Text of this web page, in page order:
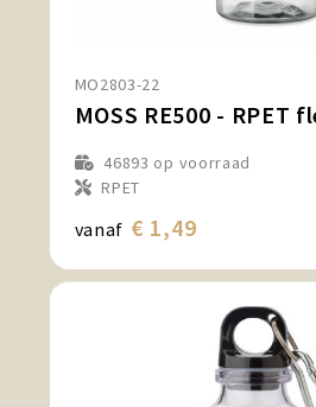
Strand en Zomer
Technologie
Textiel, Kleding en Caps
MO2803-22
MOSS RE500 - RPET
46893 op voorraad
RPET
vanaf € 1,49